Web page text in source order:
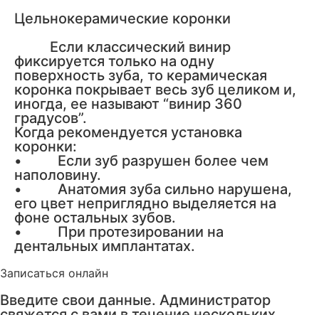
Цельнокерамические коронки
Если классический винир
фиксируется только на одну
поверхность зуба, то керамическая
коронка покрывает весь зуб целиком и,
иногда, ее называют “винир 360
градусов”.
Когда рекомендуется установка
коронки:
• Если зуб разрушен более чем
наполовину.
• Анатомия зуба сильно нарушена,
его цвет неприглядно выделяется на
фоне остальных зубов.
• При протезировании на
дентальных имплантатах.
Записаться онлайн
Введите свои данные. Администратор